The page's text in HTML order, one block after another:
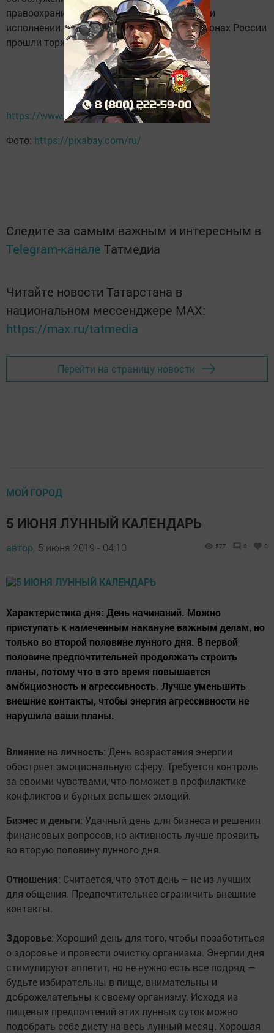
правоохранительных органов, погибшим при
исполнении служебного долга. Во всех регионах России
прошли торжественные мероприятия.
https://www.calend.ru/holidays/0/0/3454/
Фото: https://pixabay.com/ru/
Следите за самым важным и интересным в
Telegram-канале Татмедиа
Читайте новости Татарстана в
национальном мессенджере MАХ:
https://max.ru/tatmedia
Перейти на страницу новости
МОЙ ГОРОД
5 ИЮНЯ ЛУННЫЙ КАЛЕНДАРЬ
автор, 5 июня 2019 - 04:10 577 0 0
Характеристика дня: День начинаний. Можно
приступать к намеченным накануне важным делам, но
только во второй половине лунного дня. В первой
половине предпочтительней продолжать строить
планы, потому что в это время повышается
амбициозность и агрессивность. Лучше уменьшить
внешние контакты, чтобы энергия агрессивности не
нарушила ваши планы.
Влияние на личность: День возрастания энергии
обостряет эмоциональную сферу. Требуется контроль
за своими чувствами, что поможет в профилактике
конфликтов и бурных вспышек эмоций.
Бизнес и деньги: Удачный день для бизнеса и решения
финансовых вопросов, но активность лучше проявить
во вторую половину лунного дня.
Отношения: Считается, что этот день – не из лучших
для общения. Предпочтительнее ограничить внешние
контакты.
Здоровье: Хороший день для того, чтобы позаботиться
о здоровье и провести очистку организма. Энергии дня
стимулируют аппетит, но не нужно есть все подряд —
будьте избирательны в пище, внимательны и
доброжелательны к своему организму. Исходя из
пищевых предпочтений этих лунных суток можно
подобрать себе диету на весь лунный месяц. Хорошая